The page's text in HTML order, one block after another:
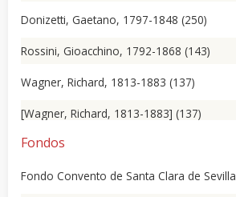
Donizetti, Gaetano, 1797-1848 (250)
Rossini, Gioacchino, 1792-1868 (143)
Wagner, Richard, 1813-1883 (137)
[Wagner, Richard, 1813-1883] (137)
Scribe, Eugène, 1791-1861 (135)
Meyerbeer, Giacomo, 1791-1864 (132)
Fondos
Fondo Convento de Santa Clara de Sevilla